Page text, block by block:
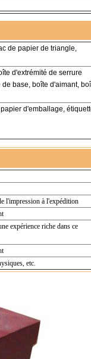
de papier de triangle,
d'extrémité de serrure
base, boîte d'aimant,
d'emballage,
l'impression à l'expédition
expérience riche dans ce
etc.